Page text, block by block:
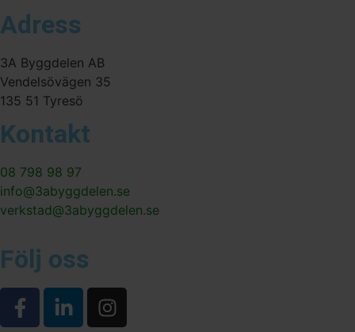
Adress
3A Byggdelen AB
Vendelsövägen 35
135 51 Tyresö
Kontakt
08 798 98 97
info@3abyggdelen.se
verkstad@3abyggdelen.se
Följ oss